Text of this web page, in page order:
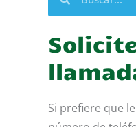
Si prefiere que